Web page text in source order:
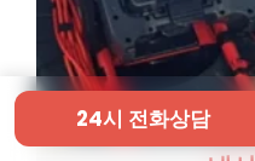
24시 전화상담